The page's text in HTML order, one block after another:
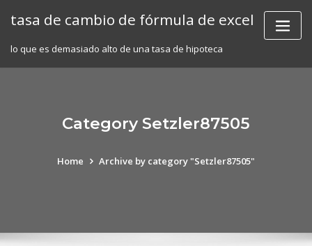
tasa de cambio de fórmula de excel
lo que es demasiado alto de una tasa de hipoteca
Category Setzler87505
Home Archive by category "Setzler87505"